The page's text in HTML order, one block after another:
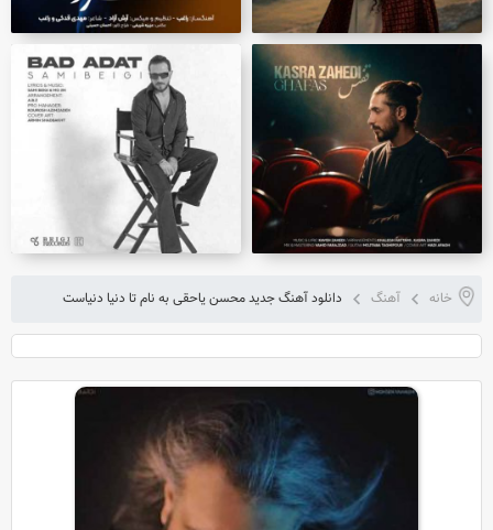
خانه آهنگ دانلود آهنگ جدید محسن یاحقی به نام تا دنیا دنیاست